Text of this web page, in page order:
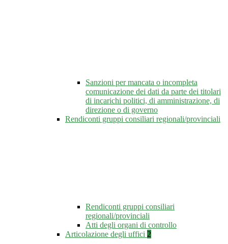
Sanzioni per mancata o incompleta
comunicazione dei dati da parte dei titolari
di incarichi politici, di amministrazione, di
direzione o di governo
Rendiconti gruppi consiliari regionali/provinciali
Rendiconti gruppi consiliari
regionali/provinciali
Atti degli organi di controllo
Articolazione degli uffici 2